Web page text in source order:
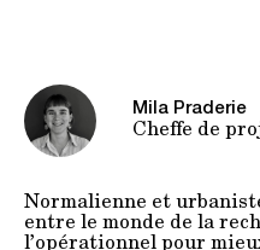
Mila Praderie
Cheffe de
Normalienne et
entre le monde de la
l’opérationnel pour